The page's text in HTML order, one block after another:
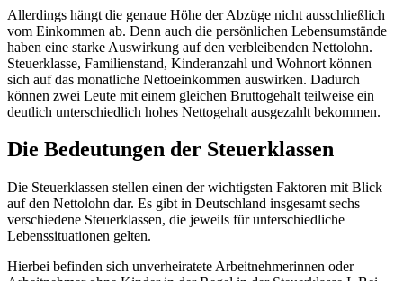
Allerdings hängt die genaue Höhe der Abzüge nicht ausschließlich
vom Einkommen ab. Denn auch die persönlichen Lebensumstände
haben eine starke Auswirkung auf den verbleibenden Nettolohn.
Steuerklasse, Familienstand, Kinderanzahl und Wohnort können
sich auf das monatliche Nettoeinkommen auswirken. Dadurch
können zwei Leute mit einem gleichen Bruttogehalt teilweise ein
deutlich unterschiedlich hohes Nettogehalt ausgezahlt bekommen.
Die Bedeutungen der Steuerklassen
Die Steuerklassen stellen einen der wichtigsten Faktoren mit Blick
auf den Nettolohn dar. Es gibt in Deutschland insgesamt sechs
verschiedene Steuerklassen, die jeweils für unterschiedliche
Lebenssituationen gelten.
Hierbei befinden sich unverheiratete Arbeitnehmerinnen oder